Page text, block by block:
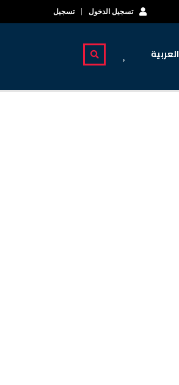
تسجيل الدخول تسجيل
العربية